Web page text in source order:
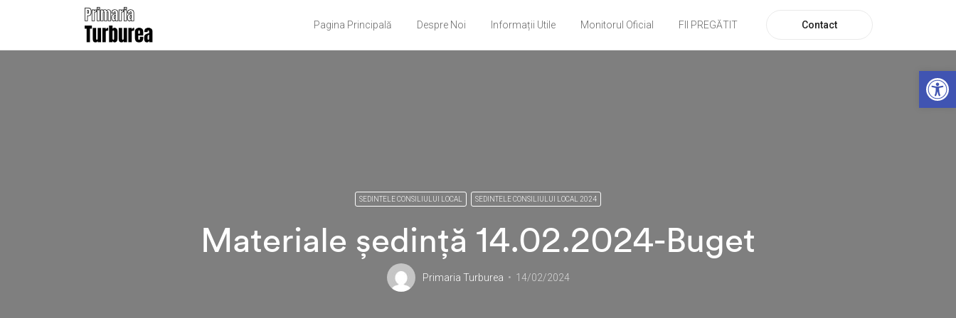
Pagina Principală Despre Noi Informații Utile Monitorul Oficial FII PREGĂTIT Contact
SEDINTELE CONSILIULUI LOCAL SEDINTELE CONSILIULUI LOCAL 2024
Materiale ședință 14.02.2024-Buget
Primaria Turburea 14/02/2024